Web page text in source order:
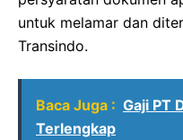
untuk melamar dan
Transindo.
Baca Juga : Gaji PT
Terlengkap